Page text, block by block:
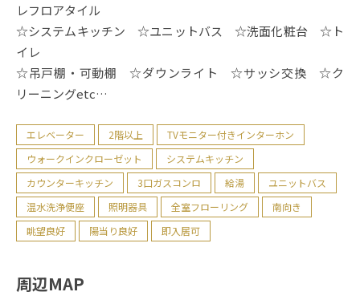
レフロアタイル
☆システムキッチン ☆ユニットバス ☆洗面化粧台 ☆ト
イレ
☆吊戸棚・可動棚 ☆ダウンライト ☆サッシ交換 ☆ク
リーニングetc…
エレベーター 2階以上
TVモニター付きインターホン
ウォークインクローゼット
システムキッチン
カウンターキッチン
3口ガスコンロ 給湯
ユニットバス
温水洗浄便座
照明器具 全室フローリング
南向き
眺望良好
陽当り良好 即入居可
周辺MAP